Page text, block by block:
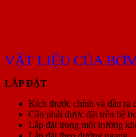
VẬT LIỆU CỦA
LẮP ĐẶT
Kích thước chính và đầu ra
Cần phải được đặt trên bệ
Lắp đặt trong môi trường